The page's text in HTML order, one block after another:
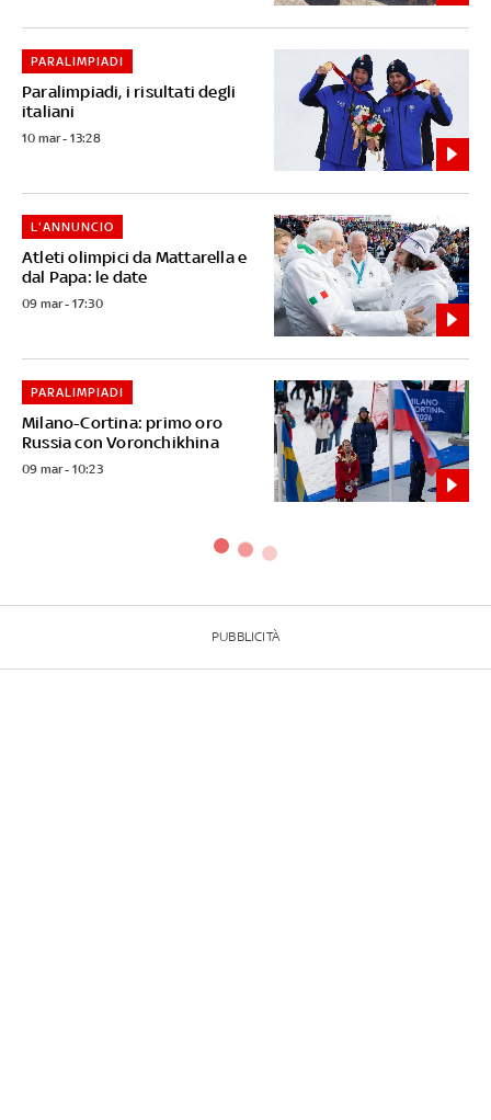
Paralimpiadi, i risultati degli
italiani
PARALIMPIADI
10 mar - 13:28
Atleti olimpici da Mattarella e
dal Papa: le date
L'ANNUNCIO
09 mar - 17:30
Milano-Cortina: primo oro
Russia con Voronchikhina
PARALIMPIADI
09 mar - 10:23
PUBBLICITÀ